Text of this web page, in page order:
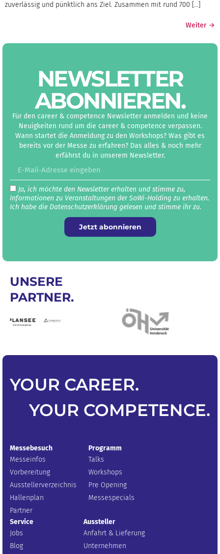
zuverlässig und pünktlich ans Ziel. Zusammen mit rund 700 […]
Weiter →
NEWS­LETTER
ABON­NIEREN.
Für den career & competence Newsletter anmelden und keine
Neuigkeiten rund um die career & competence verpassen.
Wann startet die Anmeldung zu den Workshops? Was gibt es
bereits vor der Messe zu erfahren? Das alles & noch mehr
erfährst du in unserem Newsletter.
Ja, ich möchte den Newsletter erhalten und stimme zu,
Informationen zu Veranstaltungen der SoWi-Holding zu erhalten.
Ich habe die Datenschutz­erklärung gelesen und stimme ihr zu.
Jetzt abonnieren
UNSERE
PARTNER.
YOUR CAREER.
YOUR COMPETENCE.
Messebesuch
Messeinfos
Vorbereitung
Ausstellerverzeichnis
Hallenplan
Partner
Programm
Talks
Workshops
Pre Opening
Messespecials
Service
Jobs
Blog
Aussteller
Anfahrt & Lieferung
Unternehmen